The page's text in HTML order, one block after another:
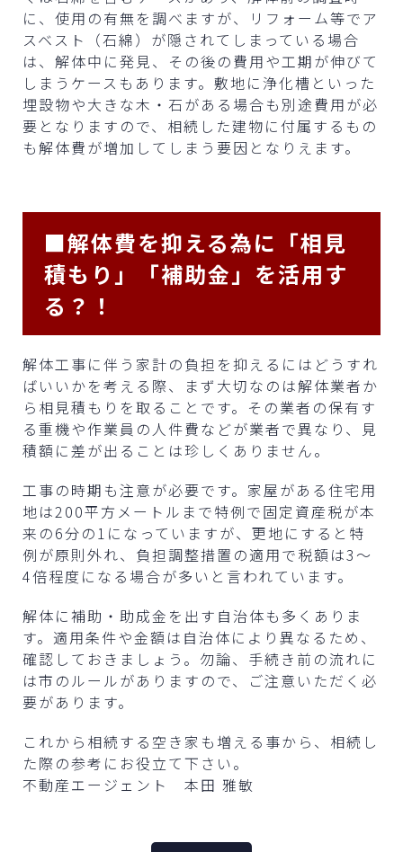
に、使用の有無を調べますが、リフォーム等でア
スベスト（石綿）が隠されてしまっている場合
は、解体中に発見、その後の費用や工期が伸びて
しまうケースもあります。敷地に浄化槽といった
埋設物や大きな木・石がある場合も別途費用が必
要となりますので、相続した建物に付属するもの
も解体費が増加してしまう要因となりえます。
■解体費を抑える為に「相見
積もり」「補助金」を活用す
る？！
解体工事に伴う家計の負担を抑えるにはどうすれ
ばいいかを考える際、まず大切なのは解体業者か
ら相見積もりを取ることです。その業者の保有す
る重機や作業員の人件費などが業者で異なり、見
積額に差が出ることは珍しくありません。
工事の時期も注意が必要です。家屋がある住宅用
地は200平方メートルまで特例で固定資産税が本
来の6分の1になっていますが、更地にすると特
例が原則外れ、負担調整措置の適用で税額は3～
4倍程度になる場合が多いと言われています。
解体に補助・助成金を出す自治体も多くありま
す。適用条件や金額は自治体により異なるため、
確認しておきましょう。勿論、手続き前の流れに
は市のルールがありますので、ご注意いただく必
要があります。
これから相続する空き家も増える事から、相続し
た際の参考にお役立て下さい。
不動産エージェント 本田 雅敏